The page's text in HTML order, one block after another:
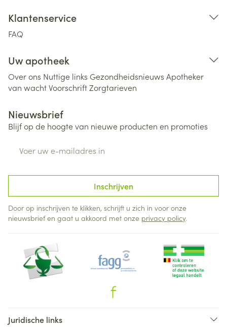
Klantenservice
FAQ
Uw apotheek
Over ons Nuttige links Gezondheidsnieuws Apotheker
van wachtVoorschriftZorgtarieven
Nieuwsbrief
Blijf op de hoogte van nieuwe producten en promoties
Inschrijven
Door op inschrijven te klikken, schrijft u zich in voor onze
nieuwsbrief en gaat u akkoord met onze privacy policy.
Juridische links